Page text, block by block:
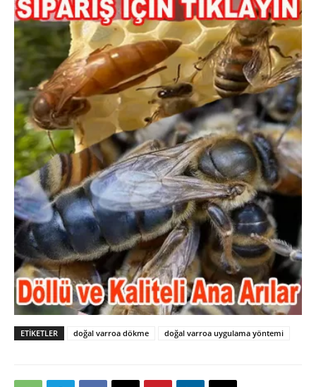
ETIKETLER doğal varroa dökme doğal varroa uygulama yöntemi